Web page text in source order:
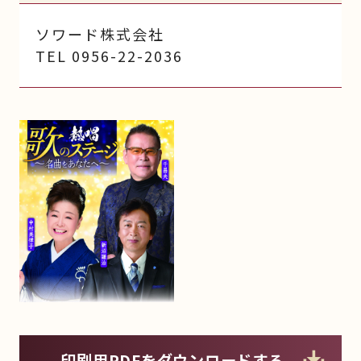
ソワード株式会社
TEL 0956-22-2036